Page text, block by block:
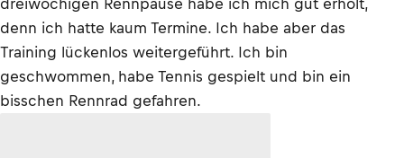
dreiwöchigen Rennpause habe ich mich gut erholt,
denn ich hatte kaum Termine. Ich habe aber das
Training lückenlos weitergeführt. Ich bin
geschwommen, habe Tennis gespielt und bin ein
bisschen Rennrad gefahren.